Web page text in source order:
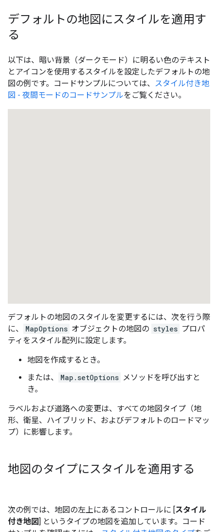
デフォルトの地図にスタイルを適用す
る
以下は、暗い背景（ダークモード）に明るい色のテキスト
とアイコンを使用するスタイルを設定したデフォルトの地
図の例です。コードサンプルについては、 スタイル付き地
図 - 夜間モードのコードサンプルをご覧ください。
デフォルトの地図のスタイルを変更するには、次を行う際
に、
MapOptions オブジェクトの地図の styles プロパ
ティをスタイル配列に設定します。
地図を作成するとき。
または、
Map.setOptions メソッドを呼び出すと
き。
ラベルおよび道路への変更は、すべての地図タイプ（地
形、衛星、ハイブリッド、およびデフォルトのロードマッ
プ）に影響します。
地図のタイプにスタイルを適用する
次の例では、地図の左上にあるコントロールに [スタイル
付き地図] というタイプの地図を追加しています。コード